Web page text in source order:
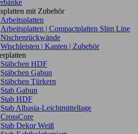
mit Zubehör
Arbeitsplatten
Arbeitsplatten | Compactplatten Slim Line
Nischenrückwände
Wischleisten | Kanten | Zubehör
Stäbchen HDF
Stäbchen Gabun
Stäbchen Türkern
Stab Gabun
Stab HDF
Stab Albasia-Leichtmittellage
CrossCore
Stab Dekor Weiß